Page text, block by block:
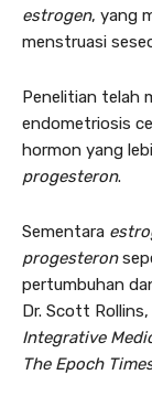
estrogen, yang
menstruasi
Penelitian telah
endometriosis
hormon yang
progesteron.
Sementara
progesteron
pertumbuhan
Dr. Scott
Integrative
The Epoch